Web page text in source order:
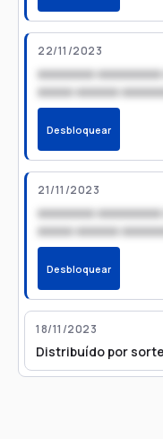
22/11/2023
xxxxxxxx
xxxxx xxxxxx
Desbloquear
21/11/2023
xxxxxxxx
xxxxx xxxxxx
Desbloquear
18/11/2023
Distribuído por